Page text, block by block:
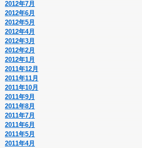
2012年7月
2012年6月
2012年5月
2012年4月
2012年3月
2012年2月
2012年1月
2011年12月
2011年11月
2011年10月
2011年9月
2011年8月
2011年7月
2011年6月
2011年5月
2011年4月